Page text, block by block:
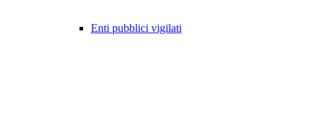
Enti pubblici vigilati